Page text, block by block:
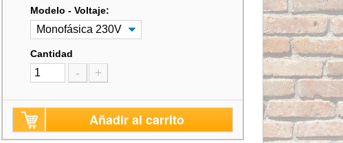
Modelo - Voltaje:
Cantidad
- +
Añadir al carrito